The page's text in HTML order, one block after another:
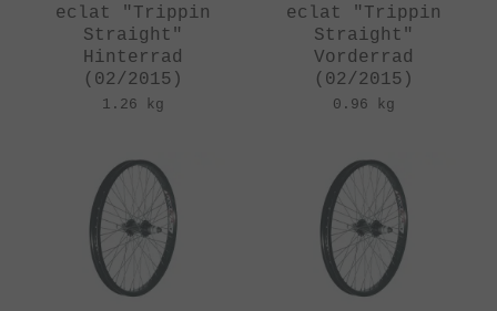
eclat "Trippin
Straight"
Hinterrad
(02/2015)
1.26 kg
eclat "Trippin
Straight"
Vorderrad
(02/2015)
0.96 kg